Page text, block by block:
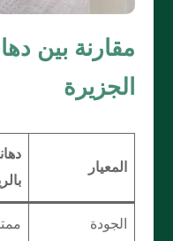
مقارنة بين
الجزيرة
المعيار
الجودة